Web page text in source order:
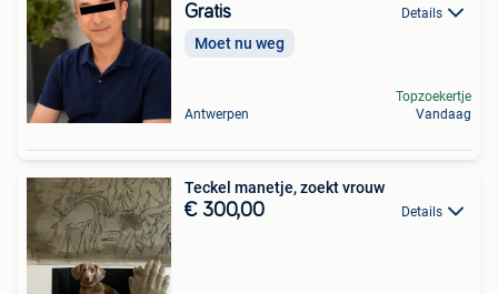
Gratis Details
Moet nu weg
Antwerpen
Topzoekertje
Vandaag
Teckel manetje, zoekt vrouw
€ 300,00 Details